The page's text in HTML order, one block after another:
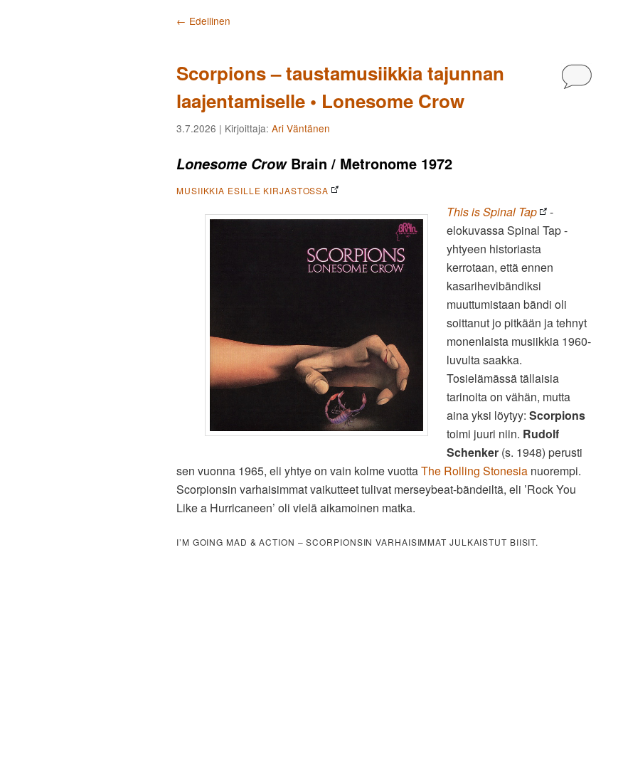
Artikkelien selaus
← Edellinen
Scorpions – taustamusiikkia tajunnan
laajentamiselle • Lonesome Crow
Kommentoi
3.7.2026 | Kirjoittaja: Ari Väntänen
Lonesome CrowBrain / Metronome 1972
MUSIIKKIA ESILLE KIRJASTOSSA
This is Spinal Tap
-
elokuvassa Spinal Tap -
yhtyeen historiasta
kerrotaan, että ennen
kasarihevibändiksi
muuttumistaan bändi oli
soittanut jo pitkään ja tehnyt
monenlaista musiikkia 1960-
luvulta saakka.
Tosielämässä tällaisia
tarinoita on vähän, mutta
aina yksi löytyy: Scorpions
toimi juuri niin. Rudolf
Schenker (s. 1948) perusti
sen vuonna 1965, eli yhtye on vain kolme vuottaThe Rolling Stonesia nuorempi.
Scorpionsin varhaisimmat vaikutteet tulivat merseybeat-bändeiltä, eli ’Rock You
Like a Hurricaneen’ oli vielä aikamoinen matka.
I’M GOING MAD & ACTION – SCORPIONSIN VARHAISIMMAT JULKAISTUT BIISIT.